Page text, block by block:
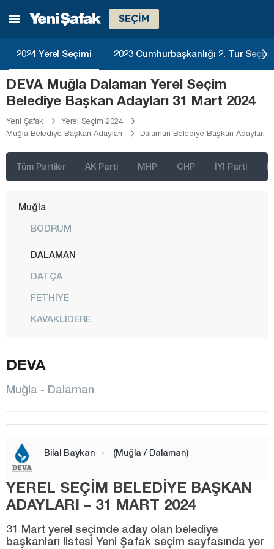
SEÇİM
2024 Yerel Seçimi 2023 Cumhurbaşkanlığı 2. Tur
DEVA Muğla Dalaman Yerel Seçim
Belediye Başkan Adayları 31 Mart 2024
Yeni Şafak
Yerel Seçim 2024
Muğla Belediye Başkan Adayları
Dalaman Belediye Başkan Adayları
Tüm Partiler AK Parti MHP CHP İYİ Parti
Kocaeli
Kütahya
Malatya
Manisa
Mersin
Muğla
BODRUM
DALAMAN
DATÇA
FETHİYE
KAVAKLIDERE
MARMARİS
MENTEŞE
ORTACA
SEYDİKEMER
ULA
YATAĞAN
Muş
Nevşehir
DEVA
Muğla - Dalaman
Bilal Baykan - (Muğla / Dalaman)
YEREL SEÇİM BELEDİYE BAŞKAN
ADAYLARI – 31 MART 2024
31 Mart yerel seçimde aday olan belediye
başkanları listesi Yeni Şafak seçim sayfasında yer